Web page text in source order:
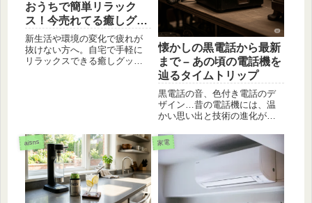
おうちで簡単リラック
ス！今売れてる癒しグッ
ズおすすめ3選
新生活や環境の変化で疲れが
抜けない方へ。自宅で手軽に
リラックスできる癒しグッズ
懐かしの黒電話から最新
まで – あの頃の電話機を
辿るタイムトリップ
黒電話の音、色付き電話のデ
ザイン…昔の電話機には、温
かい思い出と技術の進化が詰
しもし」を振り返り、懐かし
い電話機の世界を旅してみま
せんか？
aisns 家電